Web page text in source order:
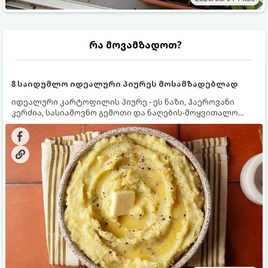
რა მოვამზადოთ?
8 საიდუმლო იდეალური პიურეს მოსამზადებლად
იდეალური კარტოფილის პიურე - ეს ნაზი, ჰაეროვანი
კერძია, სასიამოვნო გემოთი და ნაღების-მოყვითალო
ფერით. მისი მომზადება ძალიან მარტივია, მაგრამ
არსებობს რამდენიმე საიდუმლო, რომლებიც უნდა
იცოდეთ, რომ პიურე იდეალურად გემრიელი გამოვიდეს.